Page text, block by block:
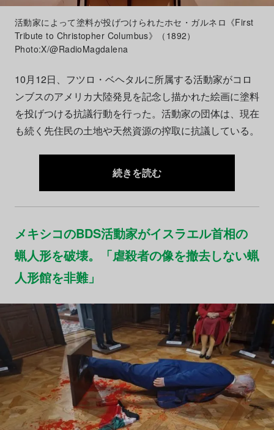
活動家によって塗料が投げつけられたホセ・ガルネロ《First
Tribute to Christopher Columbus》（1892）
Photo:X/@RadioMagdalena
10月12日、フツロ・ベヘタルに所属する活動家がコロ
ンブスのアメリカ大陸発見を記念し描かれた絵画に塗料
を投げつける抗議行動を行った。活動家の団体は、現在
も続く先住民の土地や天然資源の搾取に抗議している。
続きを読む
メキシコのBDS活動家がイスラエル首相の
蝋人形を破壊。「虐殺者の像を撤去しない蝋
人形館を非難」